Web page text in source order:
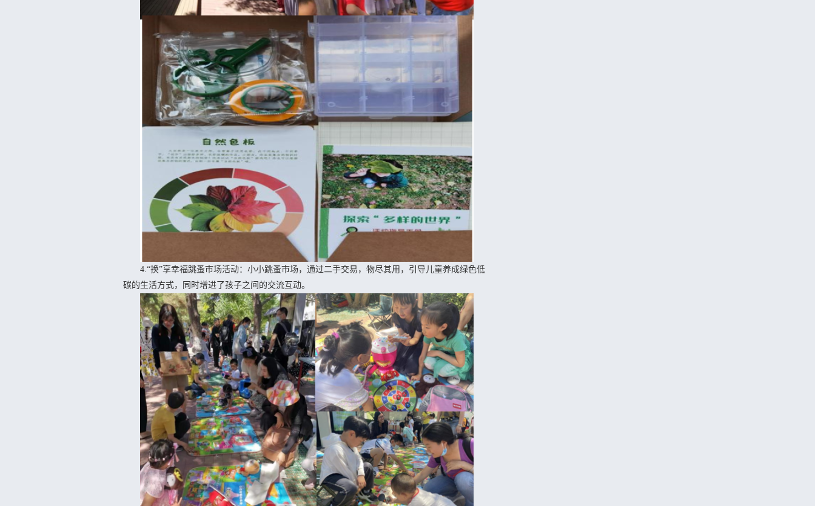
4.“换”享幸福跳蚤市场活动：小小跳蚤市场，通过二手交易，物尽其用，引导儿童养成绿色低
碳的生活方式，同时增进了孩子之间的交流互动。